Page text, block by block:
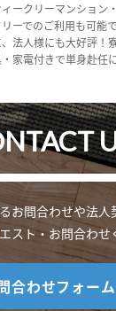
ークリーマンション
ーでのご利用も可能
法人様にも大好評！
家電付きで単身赴任
お問合わせや法人
スト・お問合わせ
合わせフォーム